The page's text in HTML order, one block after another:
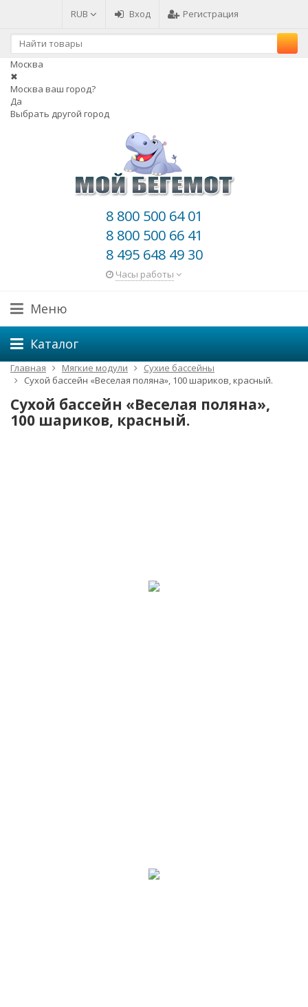
RUB Вход Регистрация
Москва
✖
Москва ваш город?
Да
Выбрать другой город
8 800 500 64 01
8 800 500 66 41
8 495 648 49 30
Часы работы
Меню
Каталог
Главная Мягкие модули
Сухие бассейны
Сухой бассейн «Веселая поляна», 100 шариков, красный.
Сухой бассейн «Веселая поляна»,
100 шариков, красный.